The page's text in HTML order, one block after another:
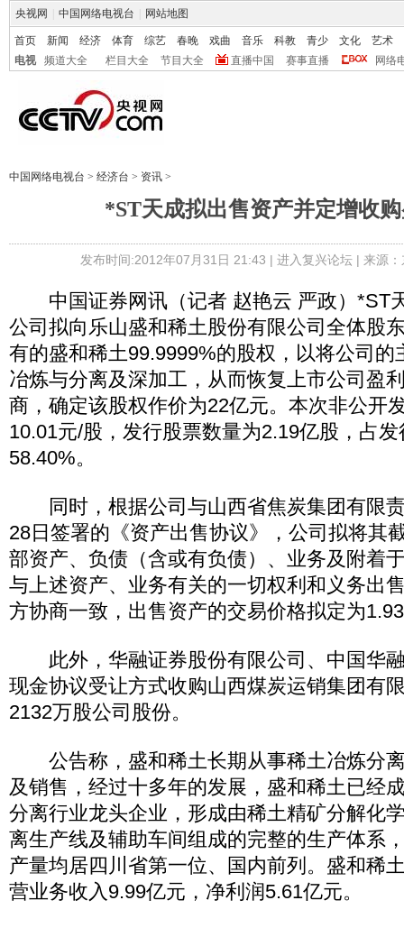
央视网 中国网络电视台 网站地图
首页 新闻 经济 体育 综艺 春晚 戏曲 音乐 科教 青少 文化
艺术
电视
频道大全 栏目大全 节目大全 直播中国 赛事直播 网络
中国网络电视台 > 经济台 > 资讯 >
*ST天成拟出售资产并定增收
发布时间:2012年07月31日 21:43 | 进入复兴论坛| 来源
中国证券网讯（记者 赵艳云 严政）*ST
公司拟向乐山盛和稀土股份有限公司全体股
有的盛和稀土99.9999%的股权，以将公司的
冶炼与分离及深加工，从而恢复上市公司盈
商，确定该股权作价为22亿元。本次非公开
10.01元/股，发行股票数量为2.19亿股，占
58.40%。
同时，根据公司与山西省焦炭集团有限责
28日签署的《资产出售协议》，公司拟将其
部资产、负债（含或有负债）、业务及附着
与上述资产、业务有关的一切权利和义务出
方协商一致，出售资产的交易价格拟定为
此外，华融证券股份有限公司、中国华
现金协议受让方式收购山西煤炭运销集团有
2132万股公司股份。
公告称，盛和稀土长期从事稀土冶炼分
及销售，经过十多年的发展，盛和稀土已经
分离行业龙头企业，形成由稀土精矿分解化
离生产线及辅助车间组成的完整的生产体系
产量均居四川省第一位、国内前列。盛和稀
营业务收入9.99亿元，净利润5.61亿元。